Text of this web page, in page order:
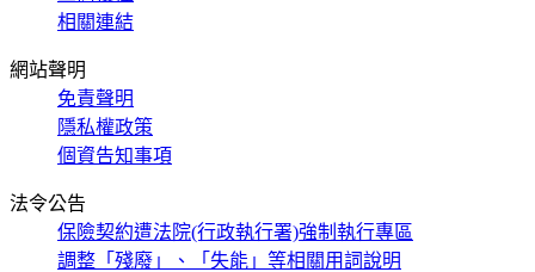
相關連結
網站聲明
免責聲明
隱私權政策
個資告知事項
法令公告
保險契約遭法院(行政執行署)強制執行專區
調整「殘廢」、「失能」等相關用詞說明